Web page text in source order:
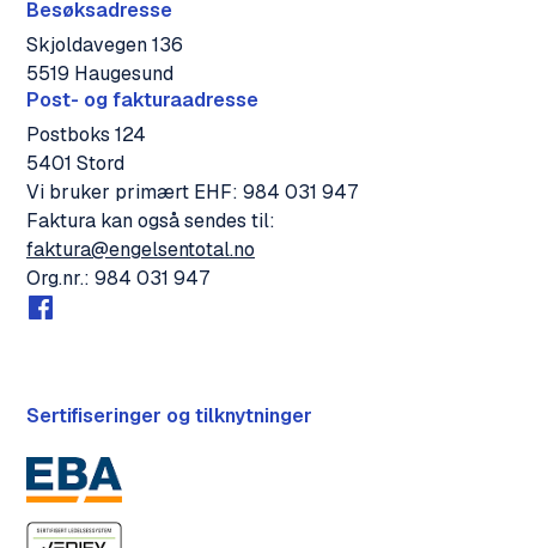
Besøksadresse
Skjoldavegen 136
5519 Haugesund
Post- og fakturaadresse
Postboks 124
5401 Stord
Vi bruker primært EHF: 984 031 947
Faktura kan også sendes til:
faktura@engelsentotal.no
Org.nr.: 984 031 947
Sertifiseringer og tilknytninger